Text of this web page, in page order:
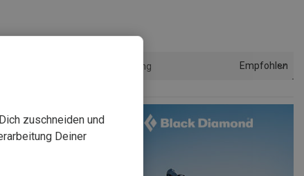
Sortierung Empfohlen
zuschneiden und
Deiner